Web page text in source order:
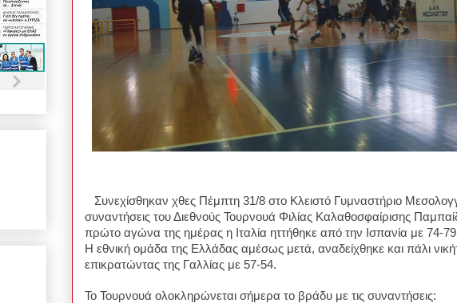
Συνεχίσθηκαν χθες Πέμπτη 31/8 στο Κλειστό Γυμναστήριο
συναντήσεις του Διεθνούς Τουρνουά Φιλίας Καλαθοσφαίρισης
πρώτο αγώνα της ημέρας η Ιταλία ηττήθηκε από την Ισπανία με 74-
Η εθνική ομάδα της Ελλάδας αμέσως μετά, αναδείχθηκε και πάλι
επικρατώντας της Γαλλίας με 57-54.
Το Τουρνουά ολοκληρώνεται σήμερα το βράδυ με τις συναντήσεις: